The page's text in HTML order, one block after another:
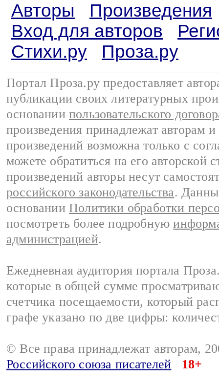
Авторы
Произведения
Вход для авторов
Стихи.ру
Проза.ру
Портал Проза.ру предоставляет
публикации своих литературных
основании пользовательского
произведения принадлежат авторам
произведений возможна только с
можете обратиться на его авторской
произведений авторы несут
российского законодательства.
основании Политики обработки
посмотреть более подробную
администрацией.
Ежедневная аудитория портала
которые в общей сумме
счетчика посещаемости, который
графе указано по две цифры:
© Все права принадлежат авторам,
Российского союза писателей
18+